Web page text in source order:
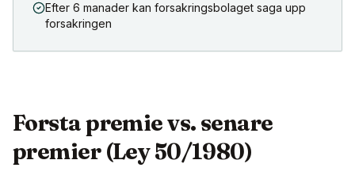
Efter 6 manader kan forsakringsbolaget saga upp
forsakringen
Forsta premie vs. senare
premier (Ley 50/1980)